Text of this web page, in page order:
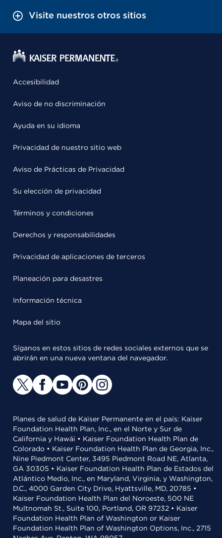
Visite nuestros otros sitios
Accesibilidad
Aviso de no discriminación
Ayuda en su idioma
Privacidad de nuestro sitio web
Aviso de Prácticas de Privacidad
Su elección de privacidad
Términos y condiciones
Derechos y responsabilidades
Privacidad de aplicaciones de terceros
Planeación para desastres
Información técnica
Mapa del sitio
Síganos en estos sitios de redes sociales externos que se
abrirán en una nueva ventana del navegador.
Planes de salud de Kaiser Permanente en el país: Kaiser
Foundation Health Plan, Inc., en el Norte y Sur de
California y Hawái • Kaiser Foundation Health Plan de
Colorado • Kaiser Foundation Health Plan de Georgia, Inc.,
Nine Piedmont Center, 3495 Piedmont Road NE, Atlanta,
GA 30305 • Kaiser Foundation Health Plan de Estados del
Atlántico Medio, Inc., en Maryland, Virginia, y Washington,
D.C., 4000 Garden City Drive, Hyattsville, MD, 20785 •
Kaiser Foundation Health Plan del Noroeste, 500 NE
Multnomah St., Suite 100, Portland, OR 97232 • Kaiser
Foundation Health Plan of Washington or Kaiser
Foundation Health Plan of Washington Options, Inc., 2715